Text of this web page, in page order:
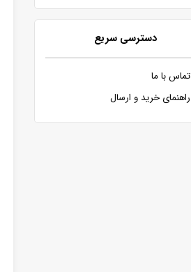
دسترسی سریع
تماس با ما
راهنمای خرید و ارسال